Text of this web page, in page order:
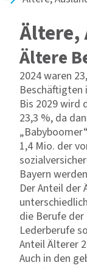
Ältere,
Ältere
2024 waren
Beschäftigten
Bis 2029 wird
23,3 %, da
1,4 Mio. der
Bayern
Der Anteil der
die Berufe
Lederberufe
Anteil Älterer
Auch in den